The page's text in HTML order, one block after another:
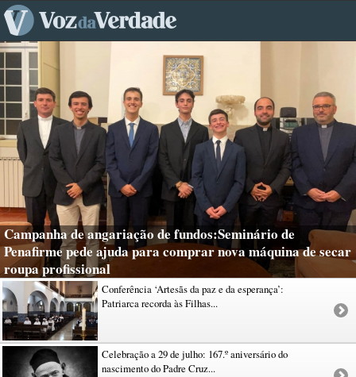
Campanha de angariação de fundos:Seminário de
Penafirme pede ajuda para comprar nova máquina de secar
roupa profissional
Conferência ‘Artesãs da paz e da esperança’:
Patriarca recorda às Filhas...
Celebração a 29 de julho: 167.º aniversário do
nascimento do Padre Cruz...